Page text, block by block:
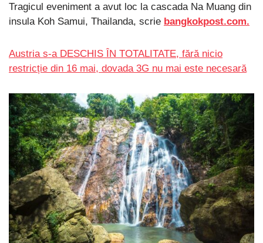
Tragicul eveniment a avut loc la cascada Na Muang din
insula Koh Samui, Thailanda, scrie bangkokpost.com.
Austria s-a DESCHIS ÎN TOTALITATE, fără nicio
restricție din 16 mai, dovada 3G nu mai este necesară